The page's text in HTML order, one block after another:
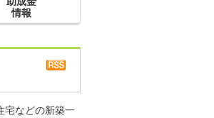
情報
宅などの新築一